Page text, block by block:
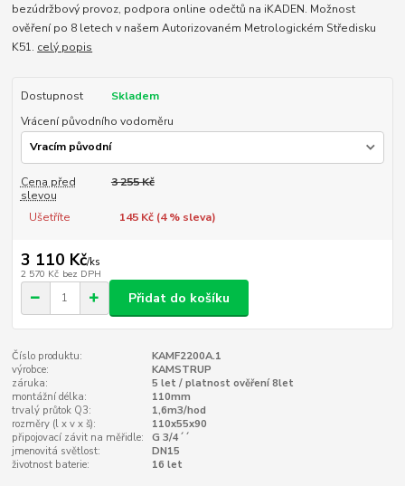
bezúdržbový provoz, podpora online odečtů na iKADEN. Možnost
ověření po 8 letech v našem Autorizovaném Metrologickém Středisku
K51. celý popis
Dostupnost
Skladem
Vrácení původního vodoměru
Cena před
slevou
3 255 Kč
Ušetříte 145 Kč (4% sleva)
3 110 Kč/ks
2 570 Kč bez DPH
Přidat do košíku
Číslo produktu:
KAMF2200A.1
výrobce:
KAMSTRUP
záruka:
5 let / platnost ověření 8let
montážní délka:
110mm
trvalý průtok Q3:
1,6m3/hod
rozměry (l x v x š):
110x55x90
připojovací závit na měřidle:
G 3/4´´
jmenovitá světlost:
DN15
životnost baterie:
16 let